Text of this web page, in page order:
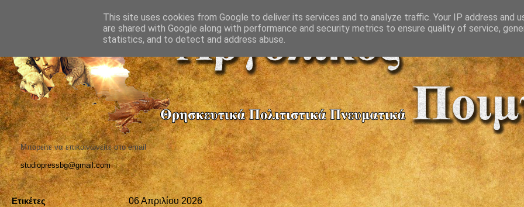
Μπορείτε να επικοινωνείτε στο email
studiopressbg@gmail.com
06 Απριλίου 2026
Ετικέτες
This site uses cookies from Google to deliver its services and to analyze traffic. Your IP address and
are shared with Google along with performance and security metrics to ensure quality of service,
statistics, and to detect and address abuse.